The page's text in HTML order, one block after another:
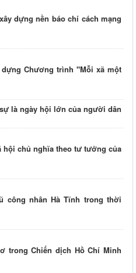
dựng nền báo chí cách mạng
Chương trình "Mỗi xã một
là ngày hội lớn của người dân
chủ nghĩa theo tư tưởng của
công nhân Hà Tĩnh trong thời
trong Chiến dịch Hồ Chí Minh